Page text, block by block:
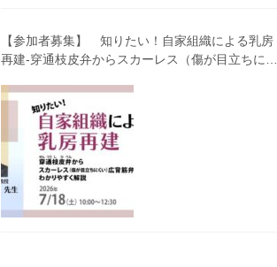
【参加者募集】 知りたい！自家組織による乳房
再建-穿通枝皮弁からスカーレス（傷が目立ちにく
塾）